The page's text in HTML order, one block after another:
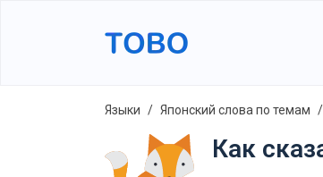
Языки Японский слова по темам
Как